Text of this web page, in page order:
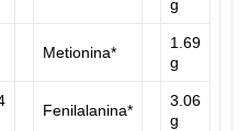
g
Metionina*
1.69
g
Fenilalanina*
3.06
g